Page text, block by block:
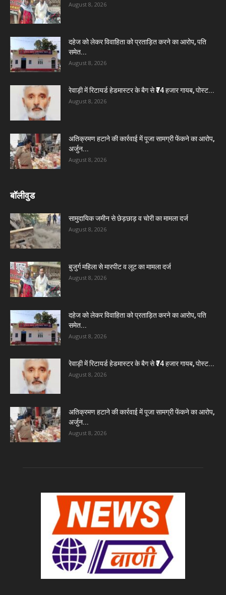
August 8, 2026
दहेज को लेकर विवाहिता को प्रताड़ित करने का आरोप, पति
समेत...
August 8, 2026
रेवाड़ी में रिटायर्ड हेडमास्टर के बैग से ₹74 हजार गायब, पोस्ट...
August 8, 2026
अतिक्रमण हटाने की कार्रवाई में पूजा सामग्री फेंकने का आरोप,
अर्जुन...
August 8, 2026
बॉलीवुड
सामुदायिक जमीन से छेड़छाड़ व चोरी का मामला दर्ज
August 8, 2026
बुजुर्ग महिला से मारपीट व लूट का मामला दर्ज
August 8, 2026
दहेज को लेकर विवाहिता को प्रताड़ित करने का आरोप, पति
समेत...
August 8, 2026
रेवाड़ी में रिटायर्ड हेडमास्टर के बैग से ₹74 हजार गायब, पोस्ट...
August 8, 2026
अतिक्रमण हटाने की कार्रवाई में पूजा सामग्री फेंकने का आरोप,
अर्जुन...
August 8, 2026